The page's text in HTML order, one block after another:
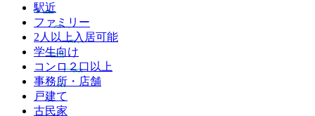
駅近
ファミリー
2人以上入居可能
学生向け
コンロ２口以上
事務所・店舗
戸建て
古民家